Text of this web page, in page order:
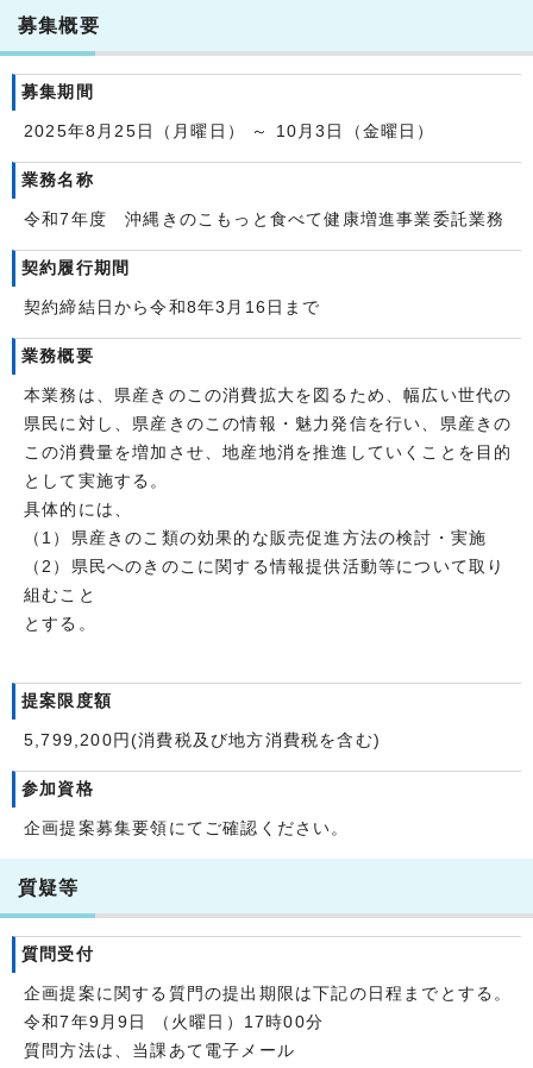
募集概要
募集期間
2025年8月25日（月曜日） ～ 10月3日（金曜日）
業務名称
令和7年度 沖縄きのこもっと食べて健康増進事業委託業務
契約履行期間
契約締結日から令和8年3月16日まで
業務概要
本業務は、県産きのこの消費拡大を図るため、幅広い世代の
県民に対し、県産きのこの情報・魅力発信を行い、県産きの
この消費量を増加させ、地産地消を推進していくことを目的
として実施する。
具体的には、
（1）県産きのこ類の効果的な販売促進方法の検討・実施
（2）県民へのきのこに関する情報提供活動等について取り
組むこと
とする。
提案限度額
5,799,200円(消費税及び地方消費税を含む)
参加資格
企画提案募集要領にてご確認ください。
質疑等
質問受付
企画提案に関する質門の提出期限は下記の日程までとする。
令和7年9月9日 （火曜日）17時00分
質問方法は、当課あて電子メール